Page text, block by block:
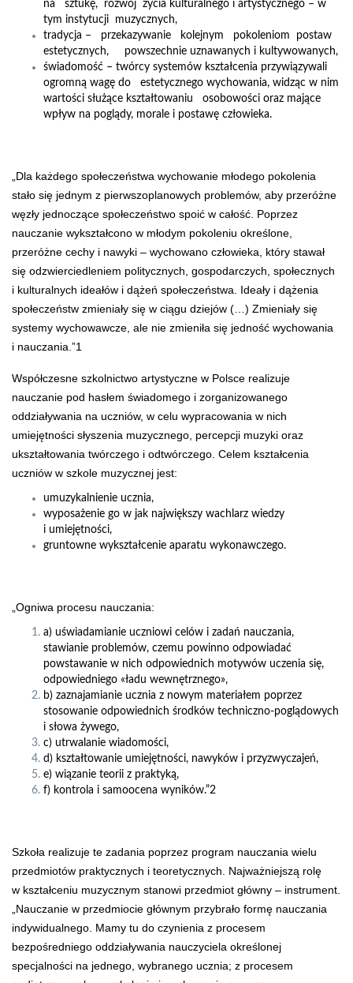
na sztukę, rozwój życia kulturalnego i artystycznego – w
tym instytucji muzycznych,
tradycja – przekazywanie kolejnym pokoleniom postaw
estetycznych, powszechnie uznawanych i kultywowanych,
świadomość – twórcy systemów kształcenia przywiązywali
ogromną wagę do estetycznego wychowania, widząc w nim
wartości służące kształtowaniu osobowości oraz mające
wpływ na poglądy, morale i postawę człowieka.
„Dla każdego społeczeństwa wychowanie młodego pokolenia
stało się jednym z pierwszoplanowych problemów, aby przeróżne
węzły jednoczące społeczeństwo spoić w całość. Poprzez
nauczanie wykształcono w młodym pokoleniu określone,
przeróżne cechy i nawyki – wychowano człowieka, który stawał
się odzwierciedleniem politycznych, gospodarczych, społecznych
i kulturalnych ideałów i dążeń społeczeństwa. Ideały i dążenia
społeczeństw zmieniały się w ciągu dziejów (…) Zmieniały się
systemy wychowawcze, ale nie zmieniła się jedność wychowania
i nauczania.”1
Współczesne szkolnictwo artystyczne w Polsce realizuje
nauczanie pod hasłem świadomego i zorganizowanego
oddziaływania na uczniów, w celu wypracowania w nich
umiejętności słyszenia muzycznego, percepcji muzyki oraz
ukształtowania twórczego i odtwórczego. Celem kształcenia
uczniów w szkole muzycznej jest:
umuzykalnienie ucznia,
wyposażenie go w jak największy wachlarz wiedzy
i umiejętności,
gruntowne wykształcenie aparatu wykonawczego.
„Ogniwa procesu nauczania:
a) uświadamianie uczniowi celów i zadań nauczania,
stawianie problemów, czemu powinno odpowiadać
powstawanie w nich odpowiednich motywów uczenia się,
odpowiedniego «ładu wewnętrznego»,
b) zaznajamianie ucznia z nowym materiałem poprzez
stosowanie odpowiednich środków techniczno-poglądowych
i słowa żywego,
c) utrwalanie wiadomości,
d) kształtowanie umiejętności, nawyków i przyzwyczajeń,
e) wiązanie teorii z praktyką,
f) kontrola i samoocena wyników.”2
Szkoła realizuje te zadania poprzez program nauczania wielu
przedmiotów praktycznych i teoretycznych. Najważniejszą rolę
w kształceniu muzycznym stanowi przedmiot główny – instrument.
„Nauczanie w przedmiocie głównym przybrało formę nauczania
indywidualnego. Mamy tu do czynienia z procesem
bezpośredniego oddziaływania nauczyciela określonej
specjalności na jednego, wybranego ucznia; z procesem